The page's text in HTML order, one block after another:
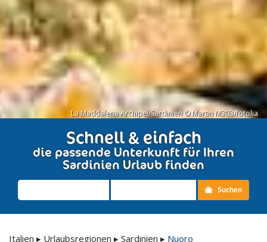
La Maddalena Archipel/Sardinien © Martin M303/fotolia
Schnell & einfach
die passende Unterkunft für Ihren
Sardinien Urlaub finden
Suchen
Italien ▸ Urlaubsregionen ▸ Sardinien ▸ Nuoro